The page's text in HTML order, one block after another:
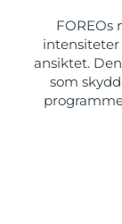
FOREOs
intensiteter
ansiktet.
som